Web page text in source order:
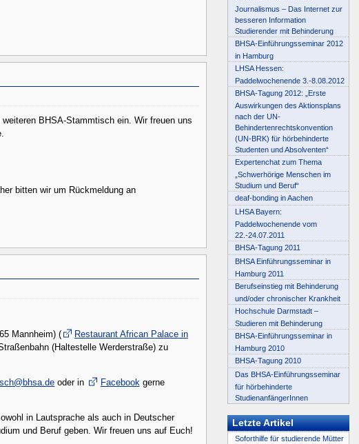
BHSA-Stammtisch ein. Wir freuen uns
bitten wir um Rückmeldung an
Mannheim) (
Restaurant African Palace in
(Haltestelle Werderstraße) zu
oder in Facebookgerne
in Lautsprache als auch in Deutscher
und Beruf geben. Wir freuen uns auf Euch!
Journalismus – Das Internet zur
besseren Information
Studierender mit Behinderung
BHSA-Einführungsseminar 2012
in Hamburg
LHSA Hessen:
Paddelwochenende 3.-8.08.2012
BHSA-Tagung 2012: „Erste
Auswirkungen des Aktionsplans
nach der UN-
Behindertenrechtskonvention
(UN-BRK) für hörbehinderte
Studenten und Absolventen“
Expertenchat zum Thema
„Schwerhörige Menschen im
Studium und Beruf“
deaf-bonding in Aachen
LHSA Bayern:
Paddelwochenende vom
22.-24.07.2011
BHSA-Tagung 2011
BHSA Einführungsseminar in
Hamburg 2011
Berufseinstieg mit Behinderung
und/oder chronischer Krankheit
Hochschule Darmstadt –
Studieren mit Behinderung
BHSA-Einführungsseminar in
Hamburg 2010
BHSA-Tagung 2010
Das BHSA-Einführungsseminar
für hörbehinderte
StudienanfängerInnen
Letzte Artikel
Soforthilfe für studierende Mütter